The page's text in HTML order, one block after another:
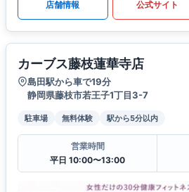
店舗情報 公式サイト
カーブス藤枝蓮華寺店
島田駅から車で19分
静岡県藤枝市若王子1丁目3-7
駐車場 無料体験 駅から5分以内
営業時間
平日 10:00〜13:00